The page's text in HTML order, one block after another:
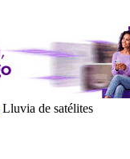
Lluvia de satélites